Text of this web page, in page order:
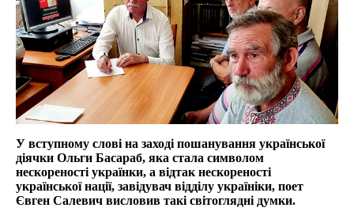
У вступному слові на заході пошанування української
діячки Ольги Басараб, яка стала символом
нескореності українки, а відтак нескореності
української нації, завідувач відділу україніки, поет
Євген Салевич висловив такі світоглядні думки.